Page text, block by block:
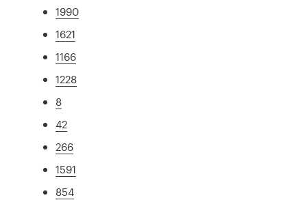
1990
1621
1166
1228
8
42
266
1591
854